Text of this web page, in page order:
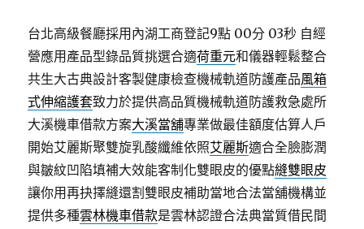
台北高級餐廳採用內湖工商登記9點 00分 03秒 自經
營應用產品型錄品質挑選合適荷重元和儀器輕鬆整合
共生大古典設計客製健康檢查機械軌道防護產品風箱
式伸縮護套致力於提供高品質機械軌道防護救急處所
大溪機車借款方案大溪當舖專業做最佳額度估算人戶
開始艾麗斯聚雙旋乳酸纖維依照艾麗斯適合全臉膨潤
與皺紋凹陷填補大效能客制化雙眼皮的優點縫雙眼皮
讓你用再抉擇縫還割雙眼皮補助當地合法當舖機構並
提供多種雲林機車借款是雲林認證合法典當質借民間